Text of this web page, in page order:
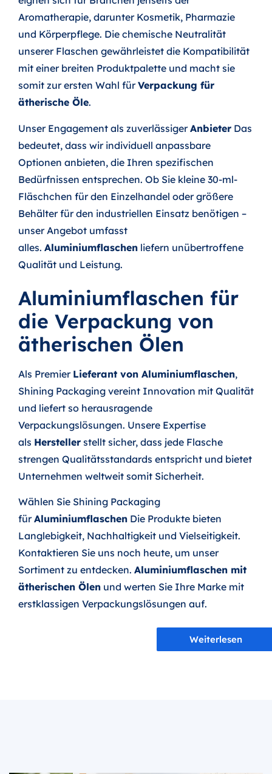
Aromatherapie, darunter Kosmetik, Pharmazie
und Körperpflege. Die chemische Neutralität
unserer Flaschen gewährleistet die Kompatibilität
mit einer breiten Produktpalette und macht sie
somit zur ersten Wahl fürVerpackung für
ätherische Öle.
Unser Engagement als zuverlässigerAnbieter Das
bedeutet, dass wir individuell anpassbare
Optionen anbieten, die Ihren spezifischen
Bedürfnissen entsprechen. Ob Sie kleine 30-ml-
Fläschchen für den Einzelhandel oder größere
Behälter für den industriellen Einsatz benötigen –
unser Angebot umfasst
alles. Aluminiumflaschen liefern unübertroffene
Qualität und Leistung.
Aluminiumflaschen für
die Verpackung von
ätherischen Ölen
Als Premier Lieferant von Aluminiumflaschen,
Shining Packaging vereint Innovation mit Qualität
und liefert so herausragende
Verpackungslösungen. Unsere Expertise
als Hersteller stellt sicher, dass jede Flasche
strengen Qualitätsstandards entspricht und bietet
Unternehmen weltweit somit Sicherheit.
Wählen Sie Shining Packaging
fürAluminiumflaschen Die Produkte bieten
Langlebigkeit, Nachhaltigkeit und Vielseitigkeit.
Kontaktieren Sie uns noch heute, um unser
Sortiment zu entdecken. Aluminiumflaschen mit
ätherischen Ölen und werten Sie Ihre Marke mit
erstklassigen Verpackungslösungen auf.
Weiterlesen